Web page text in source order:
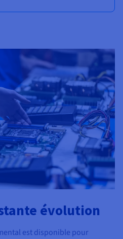
évolution
est disponible pour